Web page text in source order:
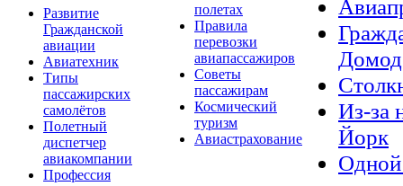
Развитие
Гражданской
авиации
Авиатехник
Типы
пассажирских
самолётов
Полетный
диспетчер
авиакомпании
Профессия
полетах
Правила
перевозки
авиапассажиров
Советы
пассажирам
Космический
туризм
Авиастрахование
Из-за
Йорк
Одной